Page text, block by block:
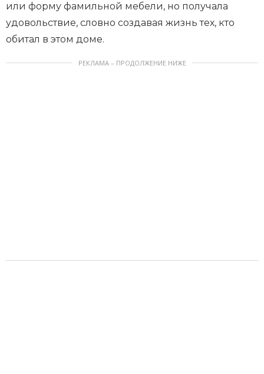
или форму фамильной мебели, но получала
удовольствие, словно создавая жизнь тех, кто
обитал в этом доме.
РЕКЛАМА – ПРОДОЛЖЕНИЕ НИЖЕ